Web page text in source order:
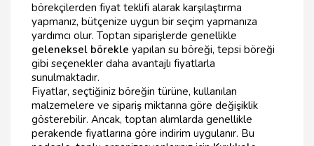
börekçilerden fiyat teklifi alarak karşılaştırma
yapmanız, bütçenize uygun bir seçim yapmanıza
yardımcı olur. Toptan siparişlerde genellikle
geleneksel börekle yapılan su böreği, tepsi böreği
gibi seçenekler daha avantajlı fiyatlarla
sunulmaktadır.
Fiyatlar, seçtiğiniz böreğin türüne, kullanılan
malzemelere ve sipariş miktarına göre değişiklik
gösterebilir. Ancak, toptan alımlarda genellikle
perakende fiyatlarına göre indirim uygulanır. Bu